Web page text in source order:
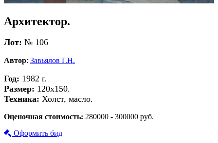
Архитектор.
Лот: № 106
Автор: Завьялов Г.Н.
Год: 1982 г.
Размер: 120х150.
Техника: Холст, масло.
Оценочная стоимость: 280000 - 300000 руб.
Оформить бид